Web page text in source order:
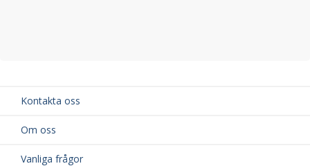
Kontakta oss
Om oss
Vanliga frågor